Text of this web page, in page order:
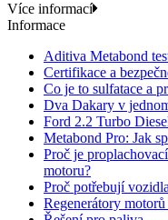
Více informací
Informace
Aditiva Metabond
Certifikace a
Co je to sulfatace a
Dva Dakary v
Ford 2.2 Turbo
Metabond Pro: Jak
Proč je
motoru?
Proč potřebují
Regenerátory